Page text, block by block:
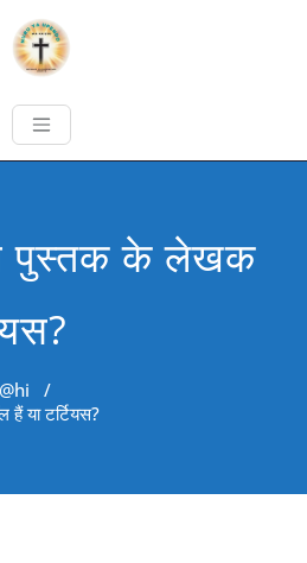
पुस्तक के लेखक
/
हैं या टर्टियस?